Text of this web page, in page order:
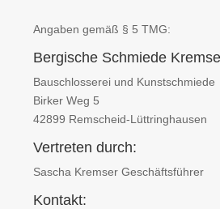
Angaben gemäß § 5 TMG:
Bergische Schmiede
Bauschlosserei und Kunstschmiede
Birker Weg 5
42899 Remscheid-Lüttringhausen
Vertreten durch:
Sascha Kremser Geschäftsführer
Kontakt: